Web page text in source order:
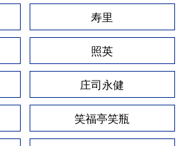
寿里
照英
庄司永健
笑福亭笑瓶